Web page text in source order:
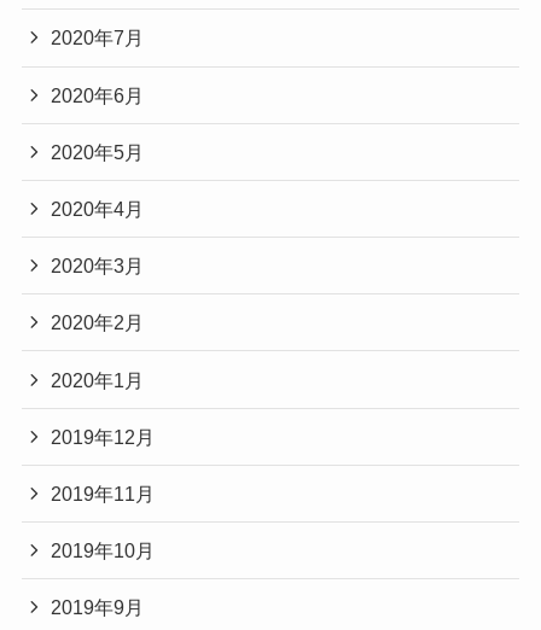
2020年7月
2020年6月
2020年5月
2020年4月
2020年3月
2020年2月
2020年1月
2019年12月
2019年11月
2019年10月
2019年9月